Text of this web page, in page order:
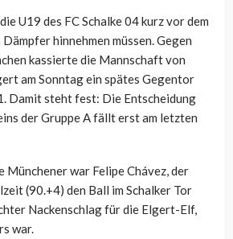
U19 des FC Schalke 04 kurz vor dem
hinnehmen müssen. Gegen
kassierte die Mannschaft von
am Sonntag ein spätes Gegentor
Damit steht fest: Die Entscheidung
der Gruppe A fällt erst am letzten
war Felipe Chávez, der
(90.+4) den Ball im Schalker Tor
Nackenschlag für die Elgert-Elf,
war.